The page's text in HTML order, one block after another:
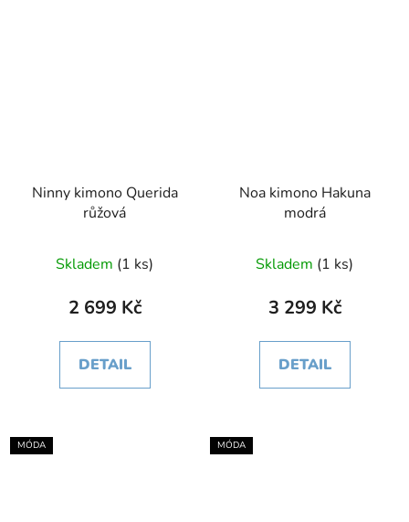
Ninny kimono Querida
růžová
Skladem (1 ks)
2 699 Kč
DETAIL
Noa kimono Hakuna
modrá
Skladem (1 ks)
3 299 Kč
DETAIL
MÓDA MÓDA